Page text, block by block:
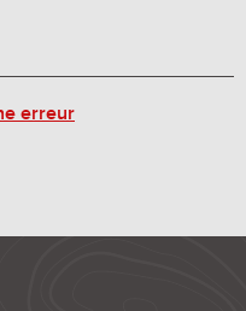
erreur